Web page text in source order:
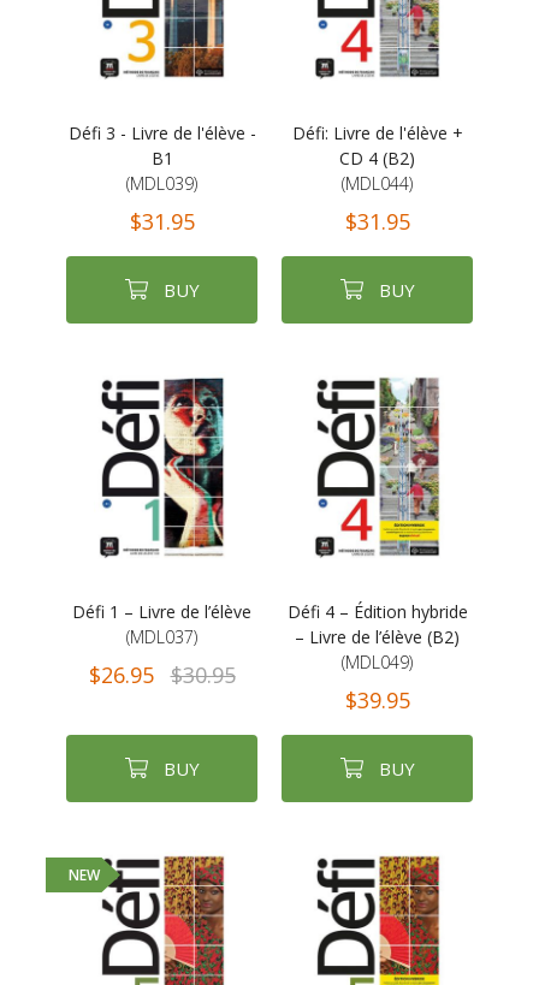
Défi 3 - Livre de l'élève -
B1
(MDL039)
$31.95
BUY
Défi: Livre de l'élève +
CD 4 (B2)
(MDL044)
$31.95
BUY
Défi 1 – Livre de l’élève
(MDL037)
$26.95 $30.95
BUY
Défi 4 – Édition hybride
– Livre de l’élève (B2)
(MDL049)
$39.95
BUY
NEW